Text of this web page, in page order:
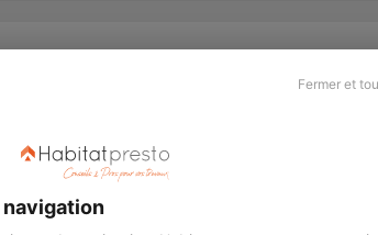
Fermer et
navigation
de presse